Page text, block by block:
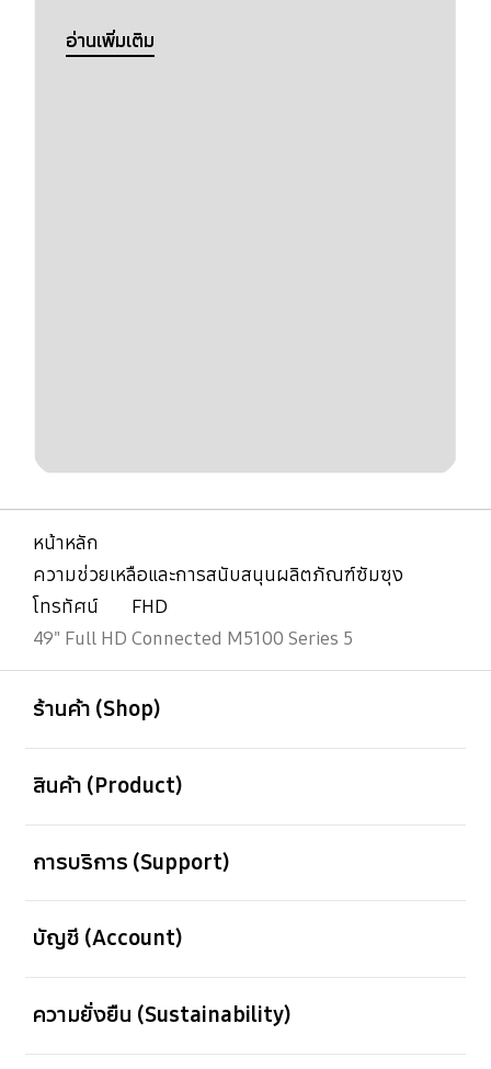
อ่านเพิ่มเติม
หน้าหลัก
ความช่วยเหลือและการสนับสนุนผลิตภัณฑ์ซัมซุง
โทรทัศน์
FHD
49" Full HD Connected M5100 Series 5
ร้านค้า (Shop)
สินค้า (Product)
การบริการ (Support)
บัญชี (Account)
ความยั่งยืน (Sustainability)